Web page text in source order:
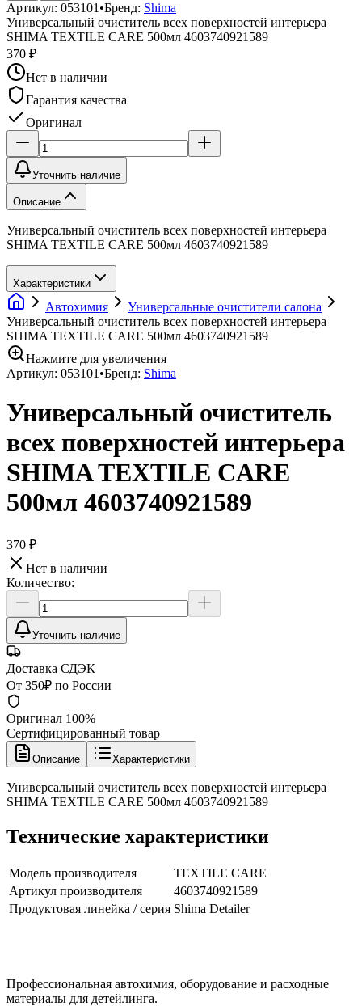
Артикул: 053101 •Бренд: Shima
Универсальный очиститель всех поверхностей интерьера
SHIMA TEXTILE CARE 500мл 4603740921589
370 ₽
Нет в наличии
Гарантия качества
Оригинал
Уточнить наличие
Описание
Универсальный очиститель всех поверхностей интерьера
SHIMA TEXTILE CARE 500мл 4603740921589
Характеристики
Автохимия
Универсальные очистители салона
Универсальный очиститель всех поверхностей интерьера
SHIMA TEXTILE CARE 500мл 4603740921589
Нажмите для увеличения
Артикул: 053101 •Бренд: Shima
Универсальный очиститель
всех поверхностей интерьера
SHIMA TEXTILE CARE
500мл 4603740921589
370 ₽
Нет в наличии
Количество:
Уточнить наличие
Доставка СДЭК
От 350₽ по России
Оригинал 100%
Сертифицированный товар
Описание Характеристики
Универсальный очиститель всех поверхностей интерьера
SHIMA TEXTILE CARE 500мл 4603740921589
Технические характеристики
Модель производителя
TEXTILE CARE
Артикул производителя
4603740921589
Продуктовая линейка / серия Shima Detailer
Профессиональная автохимия, оборудование и расходные
материалы для детейлинга.